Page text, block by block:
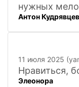
нужных
Антон Кудрявцев
11 июля 2025
Нравиться,
Элеонора